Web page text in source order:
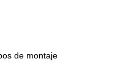
de montaje